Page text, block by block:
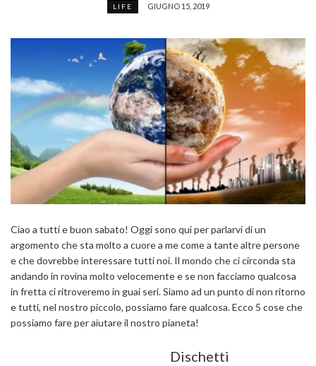
LIFE GIUGNO 15, 2019
Ciao a tutti e buon sabato! Oggi sono qui per parlarvi di un
argomento che sta molto a cuore a me come a tante altre persone
e che dovrebbe interessare tutti noi. Il mondo che ci circonda sta
andando in rovina molto velocemente e se non facciamo qualcosa
in fretta ci ritroveremo in guai seri. Siamo ad un punto di non ritorno
e tutti, nel nostro piccolo, possiamo fare qualcosa. Ecco 5 cose che
possiamo fare per aiutare il nostro pianeta!
Dischetti